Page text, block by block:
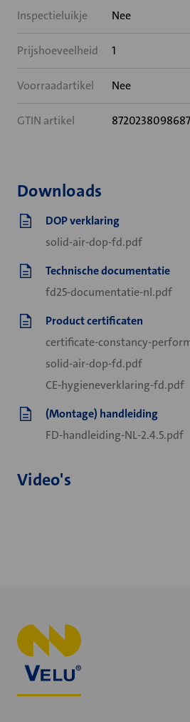
Inspectieluikje Nee
Prijshoeveelheid 1
Voorraadartikel Nee
GTIN artikel 8720238098687
Downloads
DOP verklaring
solid-air-dop-fd.pdf
Technische documentatie
fd25-documentatie-nl.pdf
Product certificaten
certificate-constancy-
solid-air-dop-fd.pdf
CE-hygieneverklaring-fd.pdf
(Montage) handleiding
FD-handleiding-NL-2.4.5.pdf
Video's